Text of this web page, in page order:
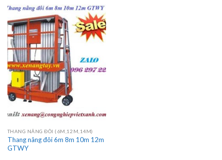
THANG NÂNG ĐÔI (6M,12M,14M)
Thang nâng đôi 6m 8m 10m 12m
GTWY